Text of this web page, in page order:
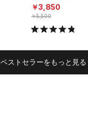
グ/MEN）
￥3,850
￥5,500
ベストセラーをもっと見る